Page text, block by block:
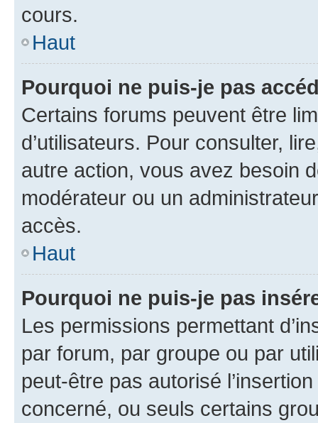
cours.
Haut
Pourquoi ne puis-je pas
Certains forums peuvent être
d’utilisateurs. Pour consulter,
autre action, vous avez besoin
modérateur ou un
accès.
Haut
Pourquoi ne puis-je pas
Les permissions permettant
par forum, par groupe ou par
peut-être pas autorisé
concerné, ou seuls certains